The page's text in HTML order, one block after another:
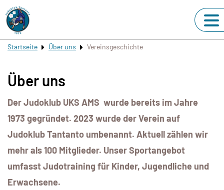
Startseite Über uns Vereinsgeschichte
Über uns
Der Judoklub UKS AMS wurde bereits im Jahre
1973 gegründet. 2023 wurde der Verein auf
Judoklub Tantanto umbenannt. Aktuell zählen wir
mehr als 100 Mitglieder. Unser Sportangebot
umfasst Judotraining für Kinder, Jugendliche und
Erwachsene.